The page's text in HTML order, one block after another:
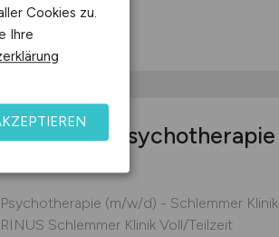
und Psychotherapie
(m/w/d) - Schlemmer Klinik
Schlemmer Klinik Voll/Teilzeit
Cookies zu.
Ihre